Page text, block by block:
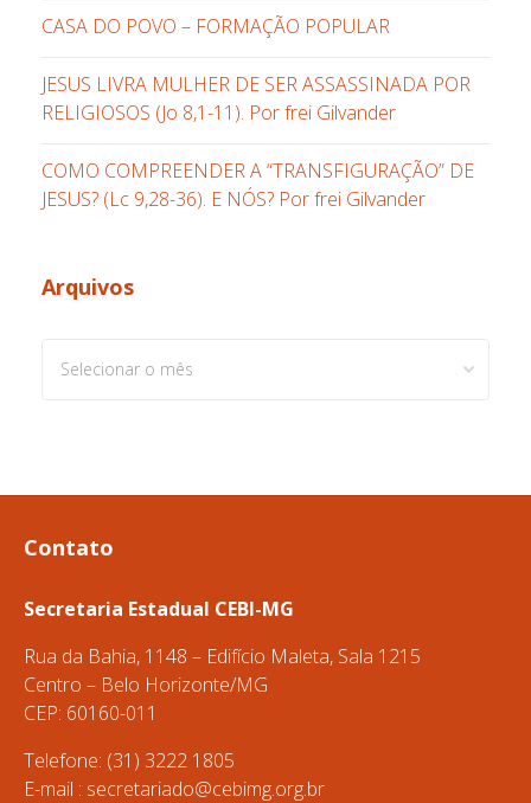
CASA DO POVO – FORMAÇÃO POPULAR
JESUS LIVRA MULHER DE SER ASSASSINADA POR
RELIGIOSOS (Jo 8,1-11). Por frei Gilvander
COMO COMPREENDER A “TRANSFIGURAÇÃO” DE
JESUS? (Lc 9,28-36). E NÓS? Por frei Gilvander
Arquivos
Contato
Secretaria Estadual CEBI-MG
Rua da Bahia, 1148 – Edifício Maleta, Sala 1215
Centro – Belo Horizonte/MG
CEP: 60160-011
Telefone: (31) 3222 1805
E-mail : secretariado@cebimg.org.br